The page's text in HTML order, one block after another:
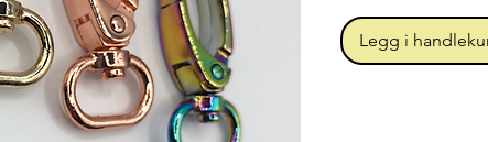
Legg i